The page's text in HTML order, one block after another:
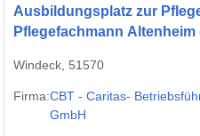
Ausbildungsplatz zur
Pflegefachmann Altenheim
Windeck, 51570
Firma:CBT - Caritas-
GmbH